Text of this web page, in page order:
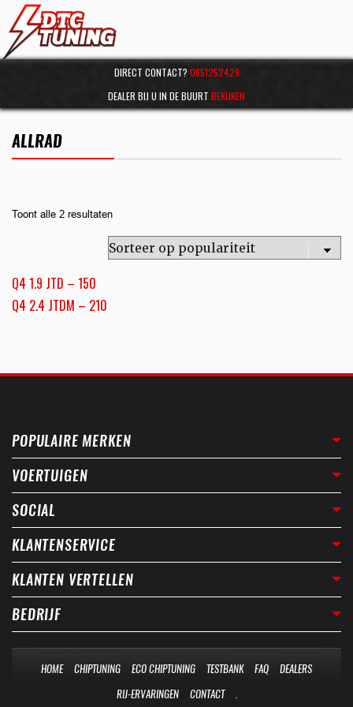
DIRECT CONTACT? 0651252429
DEALER BIJ U IN DE BUURT BEKIJKEN
ALLRAD
Toont alle 2 resultaten
Q4 1.9 JTD – 150
Q4 2.4 JTDM – 210
POPULAIRE MERKEN
VOERTUIGEN
SOCIAL
KLANTENSERVICE
KLANTEN VERTELLEN
BEDRIJF
HOME CHIPTUNING ECO CHIPTUNING TESTBANK FAQ
DEALERS
RIJ-ERVARINGEN
CONTACT